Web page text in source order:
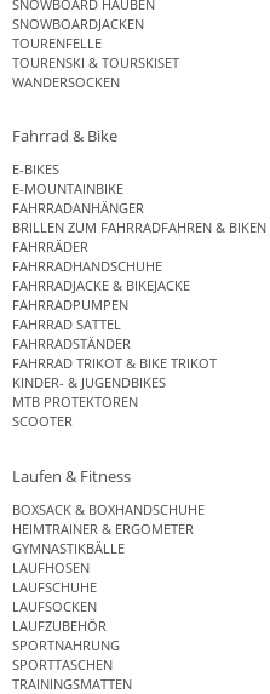
SNOWBOARD HAUBEN
SNOWBOARDJACKEN
TOURENFELLE
TOURENSKI & TOURSKISET
WANDERSOCKEN
Fahrrad & Bike
E-BIKES
E-MOUNTAINBIKE
FAHRRADANHÄNGER
BRILLEN ZUM FAHRRADFAHREN & BIKEN
FAHRRÄDER
FAHRRADHANDSCHUHE
FAHRRADJACKE & BIKEJACKE
FAHRRADPUMPEN
FAHRRAD SATTEL
FAHRRADSTÄNDER
FAHRRAD TRIKOT & BIKE TRIKOT
KINDER- & JUGENDBIKES
MTB PROTEKTOREN
SCOOTER
Laufen & Fitness
BOXSACK & BOXHANDSCHUHE
HEIMTRAINER & ERGOMETER
GYMNASTIKBÄLLE
LAUFHOSEN
LAUFSCHUHE
LAUFSOCKEN
LAUFZUBEHÖR
SPORTNAHRUNG
SPORTTASCHEN
TRAININGSMATTEN